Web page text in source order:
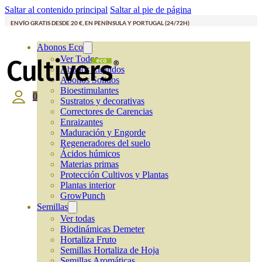
Saltar al contenido principal Saltar al pie de página
ENVÍO GRATIS DESDE 20 €, EN PENÍNSULA Y PORTUGAL (24/72H)
Abonos Eco
Ver Todos
Abonos Líquidos
Abonos Solidos
Bioestimulantes
Sustratos y decorativas
Correctores de Carencias
Enraizantes
Maduración y Engorde
Regeneradores del suelo
Ácidos húmicos
Materias primas
Protección Cultivos y Plantas
Plantas interior
GrowPunch
Semillas
Ver todas
Biodinámicas Demeter
Hortaliza Fruto
Semillas Hortaliza de Hoja
0